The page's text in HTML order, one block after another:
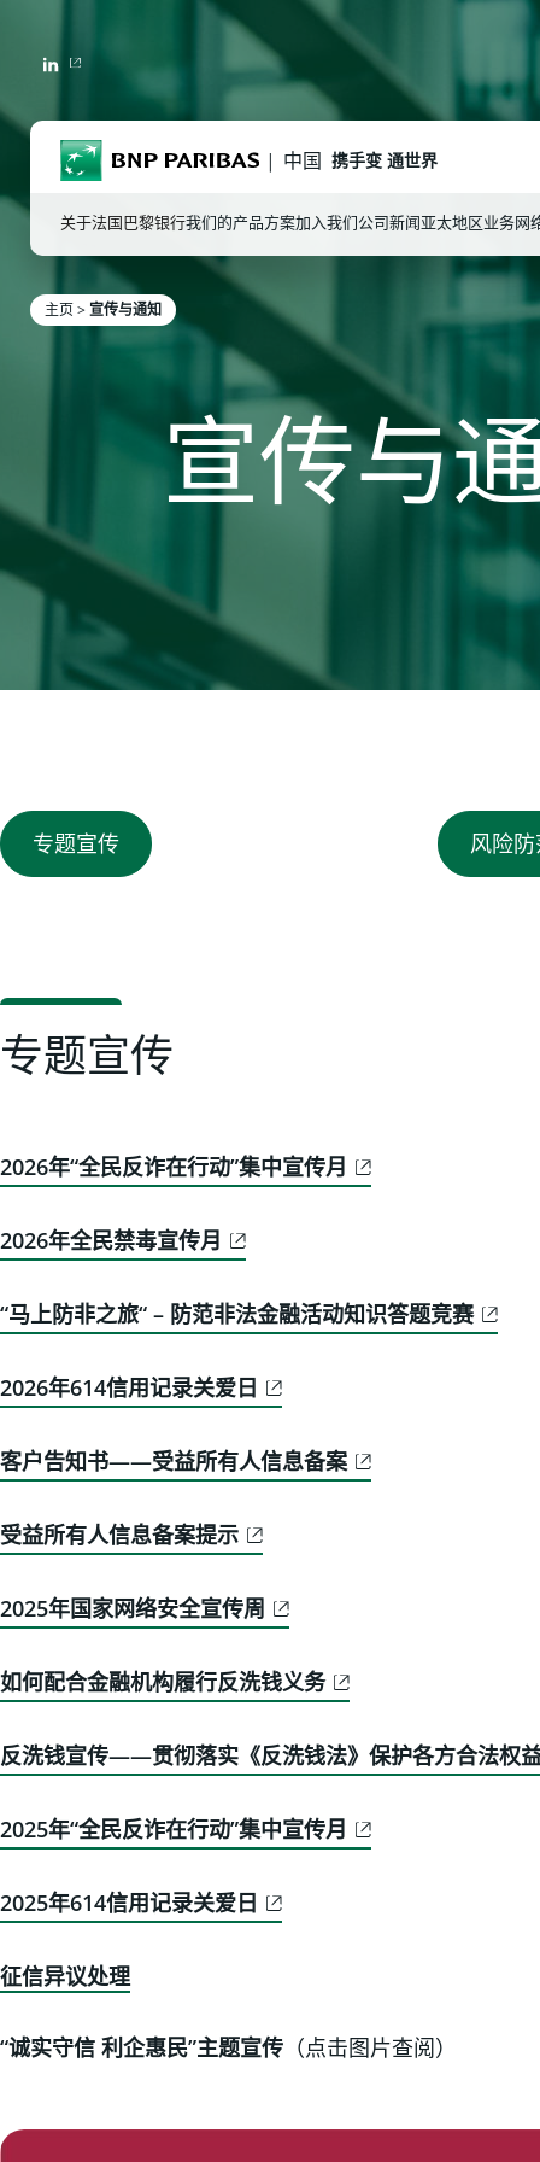
LINKEDIN
BNP Paribas 中国 携手变 通世界
输入字词作搜索
关于法国巴黎银行我们的产品方案加入我们 公司新闻 亚太地区业务网
主页>宣传与通知
宣传与
专题宣传 风险
专题宣传
2026年“全民反诈在行动”集中宣传月
2026年全民禁毒宣传月
“马上防非之旅“ – 防范非法金融活动知识答题竞赛
2026年614信用记录关爱日
客户告知书——受益所有人信息备案
受益所有人信息备案提示
2025年国家网络安全宣传周
如何配合金融机构履行反洗钱义务
反洗钱宣传——贯彻落实《反洗钱法》保护各方合法权
2025年“全民反诈在行动”集中宣传月
2025年614信用记录关爱日
征信异议处理
“诚实守信 利企惠民”主题宣传 （点击图片查阅）